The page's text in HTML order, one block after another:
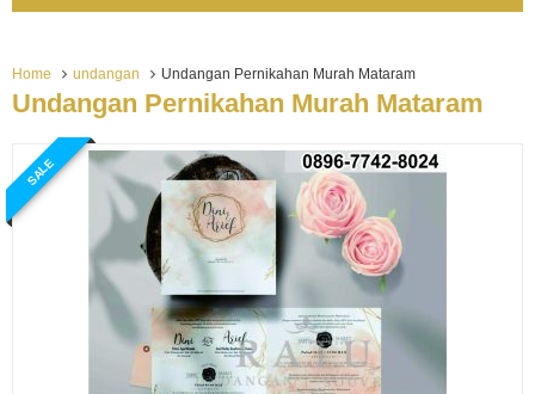
Home undangan Undangan Pernikahan Murah Mataram
Undangan Pernikahan Murah Mataram
SALE